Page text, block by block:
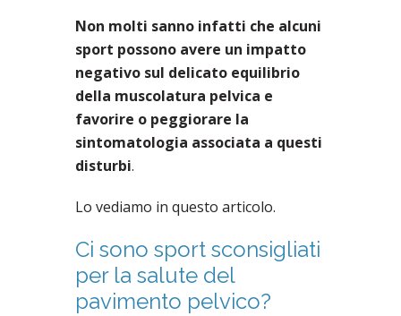
Non molti sanno infatti che alcuni
sport possono avere un impatto
negativo sul delicato equilibrio
della muscolatura pelvica e
favorire o peggiorare la
sintomatologia associata a questi
disturbi.
Lo vediamo in questo articolo.
Ci sono sport sconsigliati
per la salute del
pavimento pelvico?